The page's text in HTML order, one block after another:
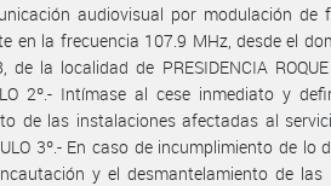
audiovisual por modulación de
en la frecuencia 107.9 MHz, desde el
de la localidad de PRESIDENCIA
2º.- Intímase al cese inmediato y
de las instalaciones afectadas al
3º.- En caso de incumplimiento de lo
y el desmantelamiento de las